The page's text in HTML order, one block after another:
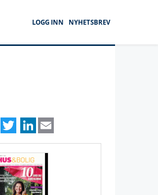
LOGG INN
NYHETSBREV
Facebook
TwitterLinkedIn